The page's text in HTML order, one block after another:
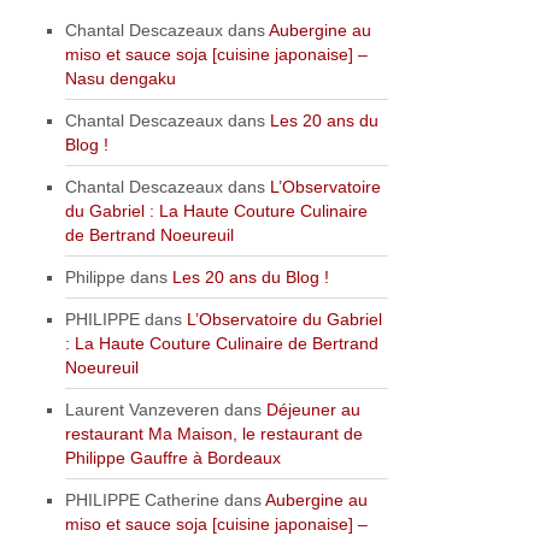
Chantal Descazeaux dansAubergine au
miso et sauce soja [cuisine japonaise] –
Nasu dengaku
Chantal Descazeaux dans Les 20 ans du
Blog !
Chantal Descazeaux dans L’Observatoire
du Gabriel : La Haute Couture Culinaire
de Bertrand Noeureuil
Philippe dans Les 20 ans du Blog !
PHILIPPE dans L’Observatoire du Gabriel
: La Haute Couture Culinaire de Bertrand
Noeureuil
Laurent Vanzeveren dans Déjeuner au
restaurant Ma Maison, le restaurant de
Philippe Gauffre à Bordeaux
PHILIPPE Catherine dansAubergine au
miso et sauce soja [cuisine japonaise] –